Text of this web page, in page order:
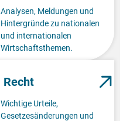
Analysen, Meldungen und
Hintergründe zu nationalen
und internationalen
Wirtschaftsthemen.
Recht
Wichtige Urteile,
Gesetzesänderungen und